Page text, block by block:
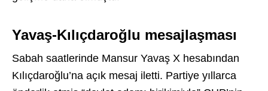
Yavaş-Kılıçdaroğlu mesajlaşması
Sabah saatlerinde Mansur Yavaş X hesabından
Kılıçdaroğlu’na açık mesaj iletti. Partiye yıllarca